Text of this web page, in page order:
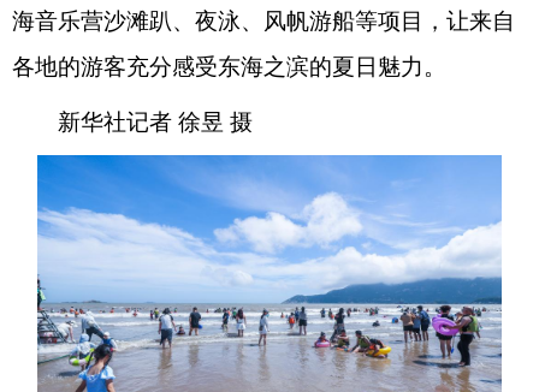
海音乐营沙滩趴、夜泳、风帆游船等项目，让来自
各地的游客充分感受东海之滨的夏日魅力。
新华社记者 徐昱 摄